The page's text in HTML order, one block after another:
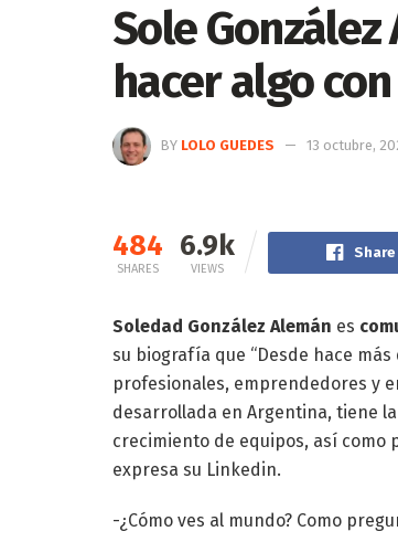
Sole
hacer algo
BY LOLO GUEDES 13 octubre,
484
SHARES
6.9k
VIEWS
Soledad González Alemán es
su biografía que “Desde hace
profesionales, emprendedores y
desarrollada en Argentina, tiene
crecimiento de equipos, así como
expresa su Linkedin.
-¿Cómo ves al mundo? Como